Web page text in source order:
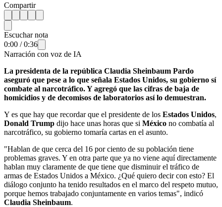
Compartir
Escuchar nota
0:00 /0:36
Narración con voz de IA
La presidenta de la república Claudia Sheinbaum Pardo
aseguró que pese a lo que señala Estados Unidos, su gobierno sí
combate al narcotráfico. Y agregó que las cifras de baja de
homicidios y de decomisos de laboratorios así lo demuestran.
Y es que hay que recordar que el presidente de los Estados Unidos,
Donald Trump dijo hace unas horas que si México no combatía al
narcotráfico, su gobierno tomaría cartas en el asunto.
"Hablan de que cerca del 16 por ciento de su población tiene
problemas graves. Y en otra parte que ya no viene aquí directamente
hablan muy claramente de que tiene que disminuir el tráfico de
armas de Estados Unidos a México. ¿Qué quiero decir con esto? El
diálogo conjunto ha tenido resultados en el marco del respeto mutuo,
porque hemos trabajado conjuntamente en varios temas", indicó
Claudia Sheinbaum.